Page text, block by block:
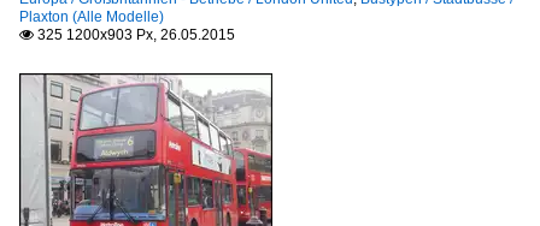
Plaxton (Alle Modelle)
 325 1200x903 Px, 26.05.2015